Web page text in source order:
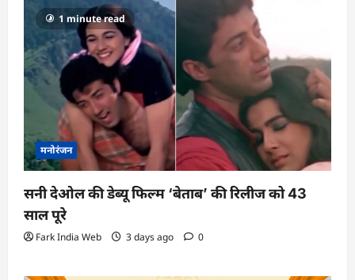
1 minute read
मनोरंजन
सनी देओल की डेब्यू फिल्म ‘बेताब’ की रिलीज को 43
साल पूरे
Fark India Web 3 days ago 0